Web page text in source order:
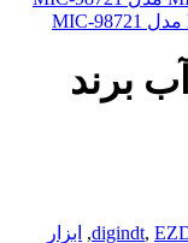
برند
digindt,
, ابزار